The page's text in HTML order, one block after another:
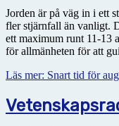
Jorden är på väg in i ett
fler stjärnfall än vanligt.
ett maximum runt 11-13
för allmänheten för att
Läs mer: Snart tid för